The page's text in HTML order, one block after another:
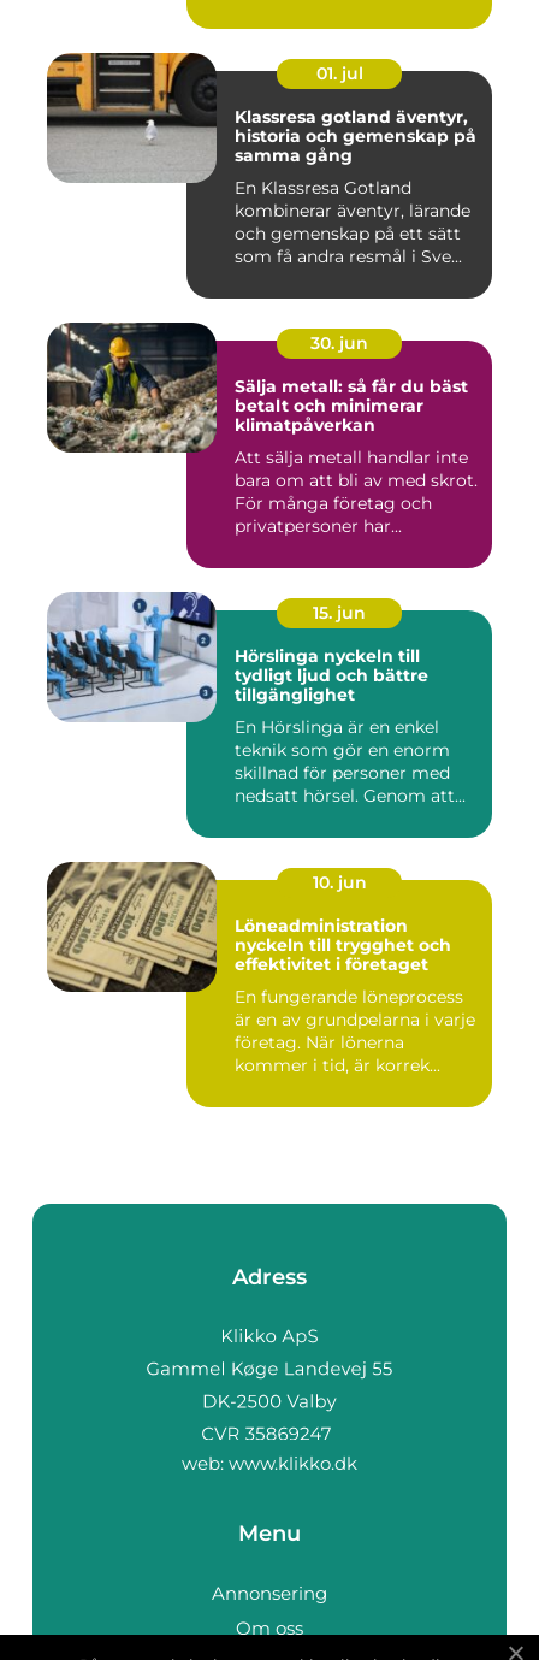
01. jul
Klassresa gotland äventyr,
historia och gemenskap på
samma gång
En Klassresa Gotland
kombinerar äventyr, lärande
och gemenskap på ett sätt
som få andra resmål i Sve...
30. jun
Sälja metall: så får du bäst
betalt och minimerar
klimatpåverkan
Att sälja metall handlar inte
bara om att bli av med skrot.
För många företag och
privatpersoner har...
15. jun
Hörslinga nyckeln till
tydligt ljud och bättre
tillgänglighet
En Hörslinga är en enkel
teknik som gör en enorm
skillnad för personer med
nedsatt hörsel. Genom att...
10. jun
Löneadministration
nyckeln till trygghet och
effektivitet i företaget
En fungerande löneprocess
är en av grundpelarna i varje
företag. När lönerna
kommer i tid, är korrek...
Adress
web: www.klikko.dk
Menu
Annonsering
Om oss